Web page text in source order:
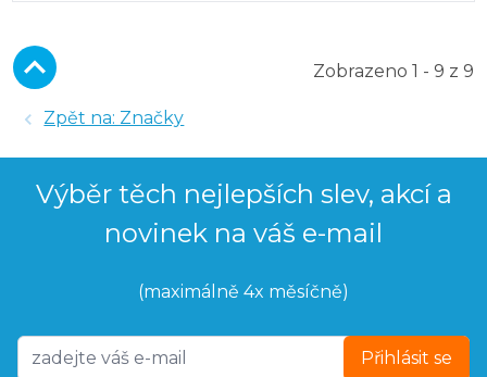
Zobrazeno 1 - 9 z 9
Zpět na: Značky
Výběr těch nejlepších slev, akcí a
novinek na váš e-mail
(maximálně 4x měsíčně)
Přihlásit se